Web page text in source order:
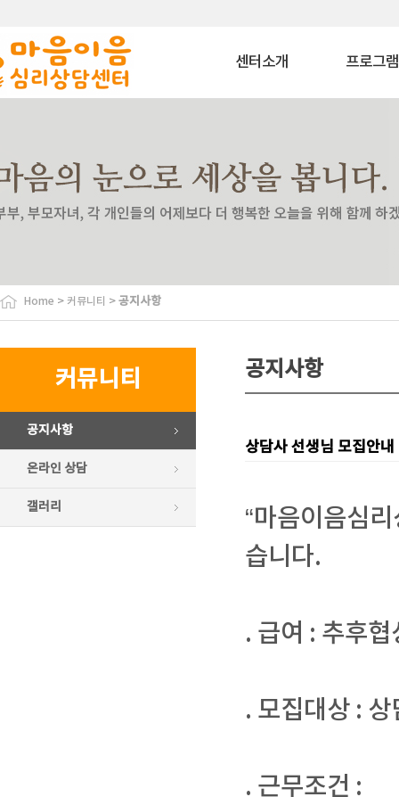
센터소개
비젼
이용안내
찾아오시는길
프로그램
상담교육 프로
특화 프로그
심리평가 프로
특수교육대상자
협력기관
Home > 커뮤니티 >공지사항
커뮤니티
공지사항
온라인 상담
갤러리
공지사항
상담사 선생님 모집안내
“마음이음심
습니다.
. 급여 : 추후
. 모집대상 :
. 근무조건 :